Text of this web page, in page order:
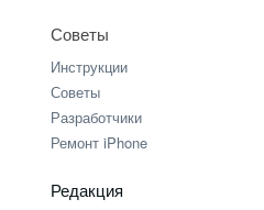
Советы
Инструкции
Советы
Разработчики
Ремонт iPhone
Редакция